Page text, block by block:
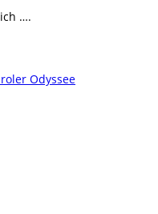
….